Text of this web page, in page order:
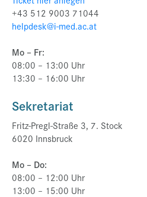
+43 512 9003 71044
helpdesk@i-med.ac.at
Mo – Fr:
08:00 – 13:00 Uhr
13:30 – 16:00 Uhr
Sekretariat
Fritz-Pregl-Straße 3, 7. Stock
6020 Innsbruck
Mo – Do:
08:00 – 12:00 Uhr
13:00 – 15:00 Uhr